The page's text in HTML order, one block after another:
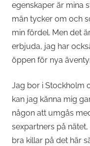
egenskaper är mina
män tycker om och
min fördel. Men det
erbjuda, jag har
öppen för nya
Jag bor i Stockholm
kan jag känna mig
någon att umgås
sexpartners på
bra killar på det här